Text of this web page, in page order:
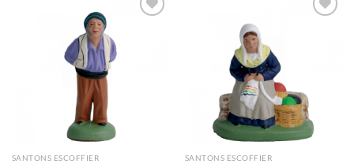
SANTONS ESCOFFIER SANTONS ESCOFFIER